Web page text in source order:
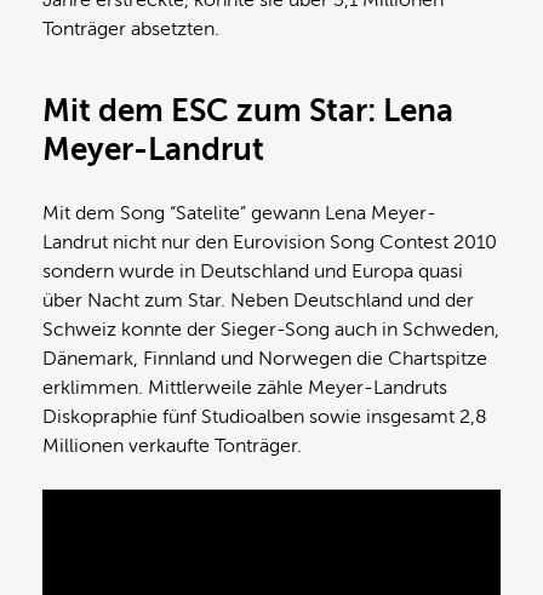
Tonträger absetzten.
Mit dem ESC zum Star: Lena
Meyer-Landrut
Mit dem Song “Satelite” gewann Lena Meyer-
Landrut nicht nur den Eurovision Song Contest 2010
sondern wurde in Deutschland und Europa quasi
über Nacht zum Star. Neben Deutschland und der
Schweiz konnte der Sieger-Song auch in Schweden,
Dänemark, Finnland und Norwegen die Chartspitze
erklimmen. Mittlerweile zähle Meyer-Landruts
Diskopraphie fünf Studioalben sowie insgesamt 2,8
Millionen verkaufte Tonträger.